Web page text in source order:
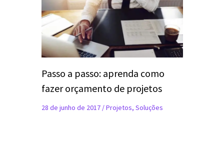
Passo a passo: aprenda como
fazer orçamento de projetos
28 de junho de 2017 /Projetos, Soluções